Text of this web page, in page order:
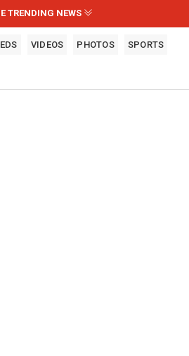
TRENDING NEWS
VIDEOS PHOTOS SPORTS